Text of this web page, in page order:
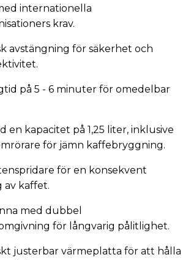
internationella
krav.
avstängning för säkerhet och
på 5 - 6 minuter för omedelbar
en kapacitet på 1,25 liter, inklusive
för jämn kaffebryggning.
för en konsekvent
av kaffet.
med dubbel
för långvarig pålitlighet.
justerbar värmeplatta för att hålla